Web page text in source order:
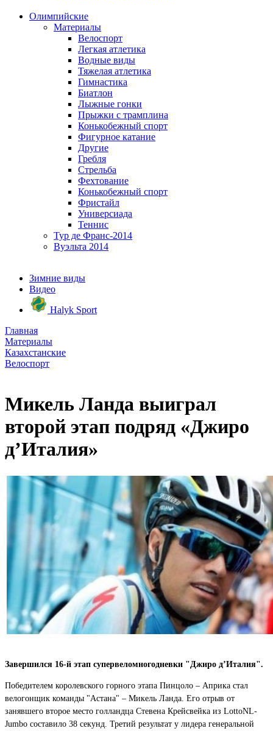
Олимпийские
Материалы
Велоспорт
Легкая атлетика
Водные виды
Тяжелая атлетика
Гимнастика
Биатлон
Лыжные гонки
Прыжки с трамплина
Конькобежный спорт
Фигурное катание
Другие
Гребля
Стрельба
Фехтование
Конькобежный спорт
Фристайл
Универсиада
Теннис
Тур де Франс-2014
Вуэльта 2014
Зимние виды
Видео
Halyk Sport
Главная
Материалы
Казахстанские
Велоспорт
Микель Ланда выиграл
второй этап подряд «Джиро
д’Италия»
Завершился 16-й этап супервеломногодневки "Джиро д’Италия".
Победителем королевского горного этапа Пинцоло – Априка стал
велогонщик команды "Астана" – Микель Ланда. Его отрыв от
занявшего второе место голландца Стевена Крейсвейка из LottoNL-
Jumbo составило 38 секунд. Третий результат у лидера генеральной